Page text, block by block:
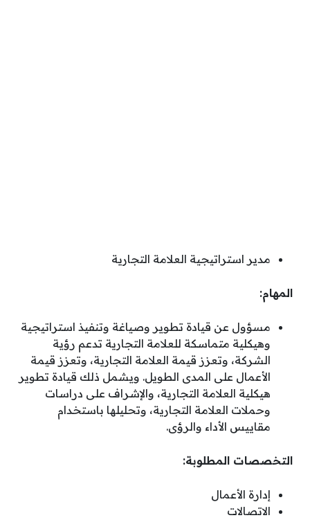
مدير استراتيجية العلامة التجارية
المهام:
مسؤول عن قيادة تطوير وصياغة وتنفيذ استراتيجية
وهيكلية متماسكة للعلامة التجارية تدعم رؤية
الشركة، وتعزز قيمة العلامة التجارية، وتعزز قيمة
الأعمال على المدى الطويل. ويشمل ذلك قيادة تطوير
هيكلية العلامة التجارية، والإشراف على دراسات
وحملات العلامة التجارية، وتحليلها باستخدام
مقاييس الأداء والرؤى.
التخصصات المطلوبة:
إدارة الأعمال
الاتصالات